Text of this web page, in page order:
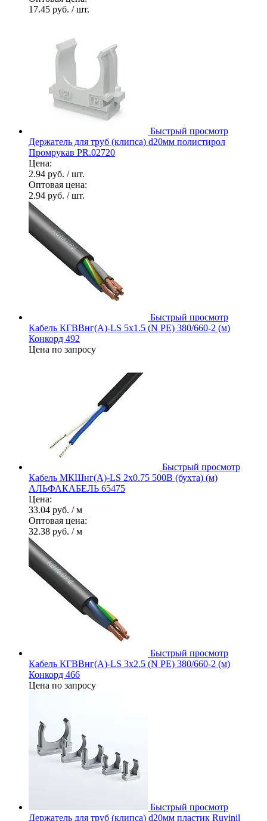
17.45 руб. / шт.
Быстрый просмотр
Держатель для труб (клипса) d20мм полистирол
Промрукав PR.02720
Цена:
2.94 руб. / шт.
Оптовая цена:
2.94 руб. / шт.
Быстрый просмотр
Кабель КГВВнг(А)-LS 5х1.5 (N PE) 380/660-2 (м)
Конкорд 492
Цена по запросу
Быстрый просмотр
Кабель МКШнг(А)-LS 2х0.75 500В (бухта) (м)
АЛЬФАКАБЕЛЬ 65475
Цена:
33.04 руб. / м
Оптовая цена:
32.38 руб. / м
Быстрый просмотр
Кабель КГВВнг(А)-LS 3х2.5 (N PE) 380/660-2 (м)
Конкорд 466
Цена по запросу
Быстрый просмотр
Держатель для труб (клипса) d20мм пластик Ruvinil